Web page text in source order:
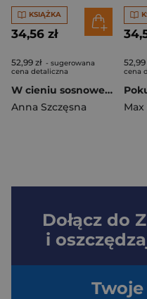
KSIĄŻKA
34,56 zł
52,99 zł - sugerowana
cena detaliczna
W cieniu sosnowego lasu
Anna Szczęsna
52,99
cena
Dołącz do
i